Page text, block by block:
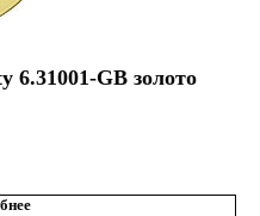
GB золото